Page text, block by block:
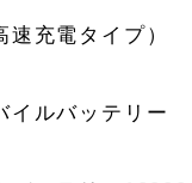
充電タイプ）
イルバッテリー